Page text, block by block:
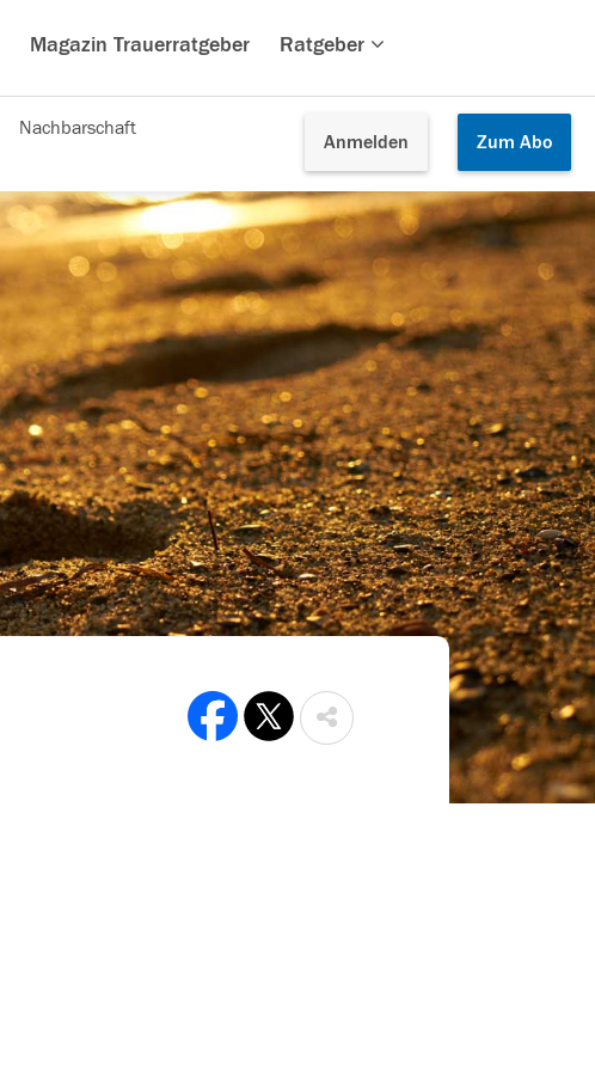
Magazin Trauerratgeber Ratgeber
Anmelden Zum Abo
Nachbarschaft